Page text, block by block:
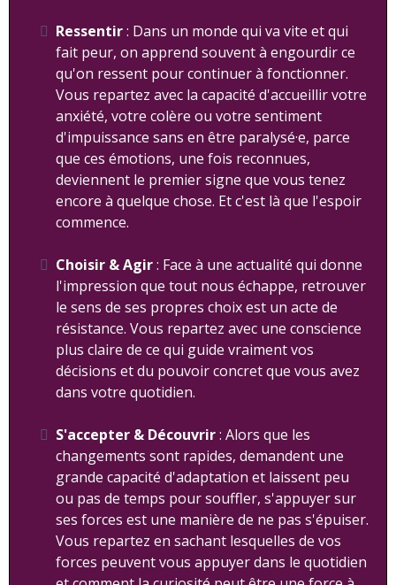
Ressentir: Dans un monde qui va vite et qui
fait peur, on apprend souvent à engourdir ce
qu'on ressent pour continuer à fonctionner.
Vous repartez avec la capacité d'accueillir votre
anxiété, votre colère ou votre sentiment
d'impuissance sans en être paralysé·e, parce
que ces émotions, une fois reconnues,
deviennent le premier signe que vous tenez
encore à quelque chose. Et c'est là que l'espoir
commence.
Choisir & Agir: Face à une actualité qui donne
l'impression que tout nous échappe, retrouver
le sens de ses propres choix est un acte de
résistance. Vous repartez avec une conscience
plus claire de ce qui guide vraiment vos
décisions et du pouvoir concret que vous avez
dans votre quotidien.
S'accepter & Découvrir: Alors que les
changements sont rapides, demandent une
grande capacité d'adaptation et laissent peu
ou pas de temps pour souffler, s'appuyer sur
ses forces est une manière de ne pas s'épuiser.
Vous repartez en sachant lesquelles de vos
forces peuvent vous appuyer dans le quotidien